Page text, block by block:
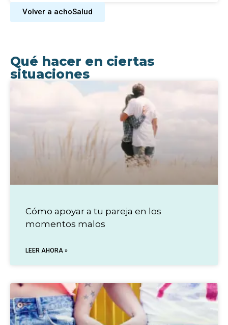
Volver a achoSalud
Qué hacer en ciertas
situaciones
Cómo apoyar a tu pareja en los
momentos malos
LEER AHORA »